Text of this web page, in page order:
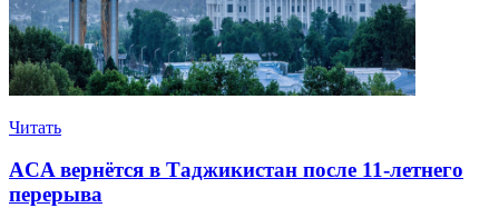
Читать
ACA вернётся в Таджикистан после 11-летнего
перерыва